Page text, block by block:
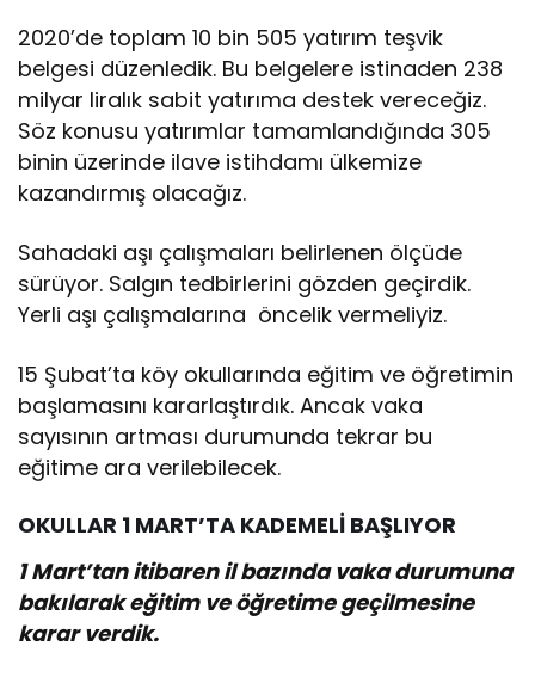
2020’de toplam 10 bin 505 yatırım teşvik
belgesi düzenledik. Bu belgelere istinaden 238
milyar liralık sabit yatırıma destek vereceğiz.
Söz konusu yatırımlar tamamlandığında 305
binin üzerinde ilave istihdamı ülkemize
kazandırmış olacağız.
Sahadaki aşı çalışmaları belirlenen ölçüde
sürüyor. Salgın tedbirlerini gözden geçirdik.
Yerli aşı çalışmalarına öncelik vermeliyiz.
15 Şubat’ta köy okullarında eğitim ve öğretimin
başlamasını kararlaştırdık. Ancak vaka
sayısının artması durumunda tekrar bu
eğitime ara verilebilecek.
OKULLAR 1 MART’TA KADEMELİ BAŞLIYOR
1 Mart’tan itibaren il bazında vaka durumuna
bakılarak eğitim ve öğretime geçilmesine
karar verdik.